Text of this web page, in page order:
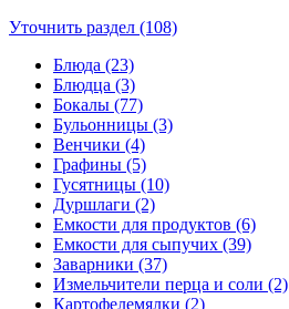
Уточнить раздел (108)
Блюда (23)
Блюдца (3)
Бокалы (77)
Бульонницы (3)
Венчики (4)
Графины (5)
Гусятницы (10)
Дуршлаги (2)
Емкости для продуктов (6)
Емкости для сыпучих (39)
Заварники (37)
Измельчители перца и соли (2)
Картофелемялки (2)